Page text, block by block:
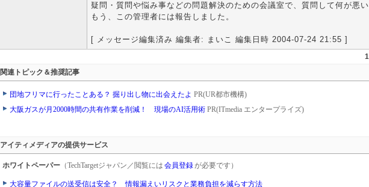
疑問・質問や悩み事などの問題解決のための会議室で、質問して何が悪
もう、この管理者には報告しました。
[ メッセージ編集済み 編集者: まいこ 編集日時 2004-07-24 21:55 ]
1
関連トピック＆推奨記事
団地フリマに行ったことある？ 掘り出し物に出会えたよ PR(UR都市機構)
大阪ガスが月2000時間の共有作業を削減！ 現場のAI活用術 PR(ITmedia エンタープライズ)
アイティメディアの提供サービス
ホワイトペーパー （TechTargetジャパン／閲覧には 会員登録が必要です）
大容量ファイルの送受信は安全？ 情報漏えいリスクと業務負担を減らす方法